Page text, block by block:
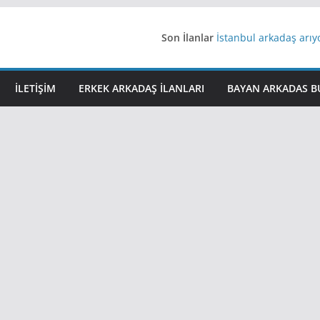
Son İlanlar İstanbul arkadaş
Yeni Bir Aşk Lazım
iş arayanlara iş
İLETIŞIM ERKEK ARKADAŞ ILANLARI BAYAN ARKADAS